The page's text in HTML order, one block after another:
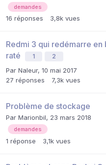
demandes
16 réponses 3,8k vues
Redmi 3 qui redémarre en
raté
1 2
Par Naleur, 10 mai 2017
27 réponses 7,3k vues
Problème de stockage
Par Marionbil, 23 mars 2018
demandes
1 réponse 3,1k vues